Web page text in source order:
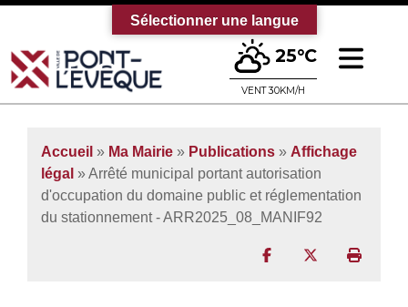
Bienvenue sur le site officiel de la
25°C
VENT 30KM/H
Accueil » Ma Mairie » Publications » Affichage
légal » Arrêté municipal portant autorisation
d'occupation du domaine public et réglementation
du stationnement - ARR2025_08_MANIF92
Partager surPartager sur
Sélectionner une langue